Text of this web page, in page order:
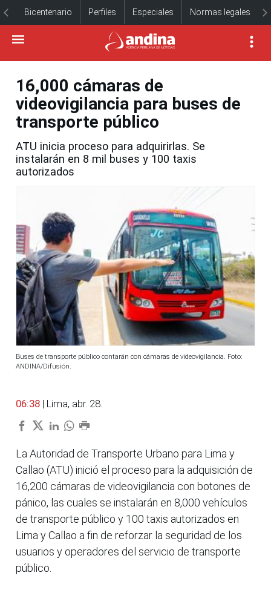
Bicentenario Perfiles Especiales Normas legales
16,000 cámaras de
videovigilancia para buses de
transporte público
ATU inicia proceso para adquirirlas. Se
instalarán en 8 mil buses y 100 taxis
autorizados
Buses de transporte público contarán con cámaras de videovigilancia. Foto:
ANDINA/Difusión.
06:38 | Lima, abr. 28.
La Autoridad de Transporte Urbano para Lima y
Callao (ATU) inició el proceso para la adquisición de
16,200 cámaras de videovigilancia con botones de
pánico, las cuales se instalarán en 8,000 vehículos
de transporte público y 100 taxis autorizados en
Lima y Callao a fin de reforzar la seguridad de los
usuarios y operadores del servicio de transporte
público.